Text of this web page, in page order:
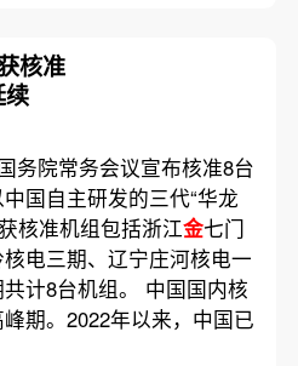
核准
务院常务会议宣布核准8台
国自主研发的三代“华龙
核准机组包括浙江金七门
电三期、辽宁庄河核电一
计8台机组。 中国国内核
期。2022年以来，中国已